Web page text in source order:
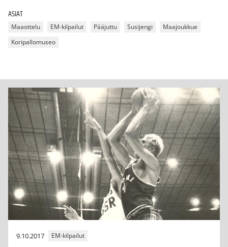
ASIAT
Maaottelu EM-kilpailut Pääjuttu Susijengi
Maajoukkue
Koripallomuseo
9.10.2017 EM-kilpailut